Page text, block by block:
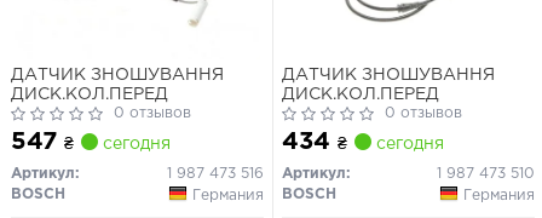
ДАТЧИК ЗНОШУВАННЯ
ДИСК.КОЛ.ПЕРЕД
0 отзывов
547 ₴ сегодня
Артикул:
1 987 473 516
BOSCH
Германия
ДАТЧИК ЗНОШУВАННЯ
ДИСК.КОЛ.ПЕРЕД
0 отзывов
434 ₴ сегодня
Артикул:
1 987 473 510
BOSCH
Германия